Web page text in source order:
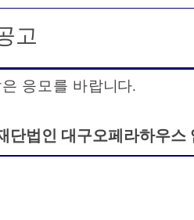
고
응모를 바랍니다.
단법인 대구오페라하우스